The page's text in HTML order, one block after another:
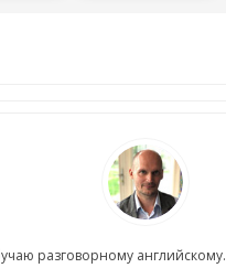
разговорному